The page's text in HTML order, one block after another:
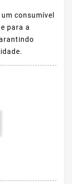
consumível
para a